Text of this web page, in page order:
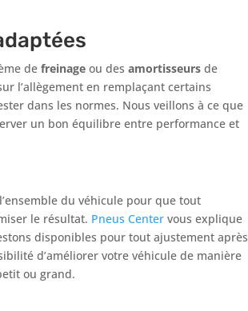
defreinage ou desamortisseurs de
l’allègement en remplaçant certains
dans les normes. Nous veillons à ce que
un bon équilibre entre performance et
du véhicule pour que tout
le résultat. Pneus Center vous explique
disponibles pour tout ajustement après
d’améliorer votre véhicule de manière
ou grand.